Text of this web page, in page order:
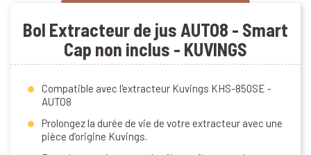
Bol Extracteur de jus AUTO8 - Smart
Cap non inclus - KUVINGS
Compatible avec l'extracteur Kuvings KHS-850SE -
AUTO8
Prolongez la durée de vie de votre extracteur avec une
pièce d’origine Kuvings.